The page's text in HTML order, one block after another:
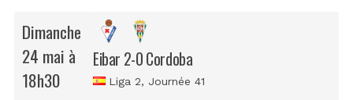
Dimanche
24 mai à
18h30
Eibar 2-0 Cordoba
Liga 2, Journée 41